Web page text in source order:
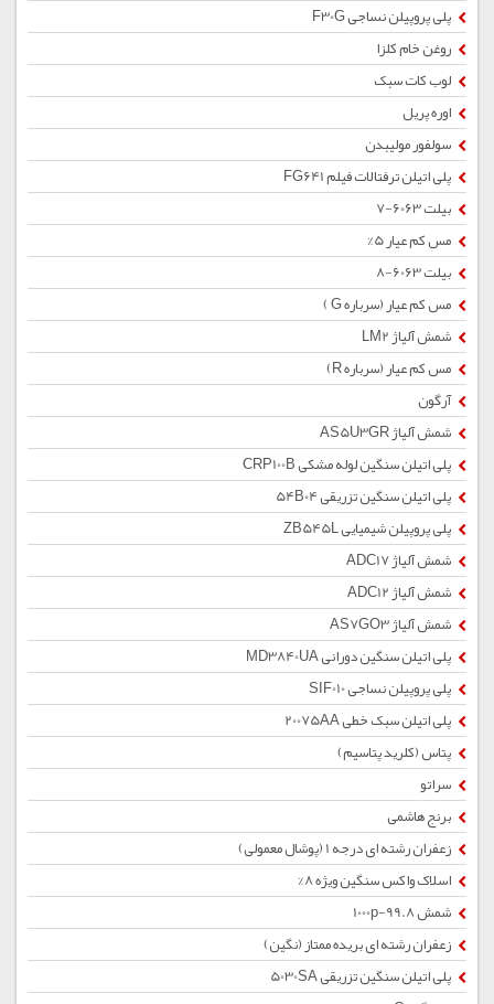
پلی پروپیلن نساجی F30G
روغن خام کلزا
لوب کات سبک
اوره پریل
سولفور مولیبدن
پلی اتیلن ترفتالات فیلم FG641
بیلت 6063-7
مس کم عیار 5%
بیلت 6063-8
مس کم عیار (سرباره G )
شمش آلیاژ LM2
مس کم عیار (سرباره R)
آرگون
شمش آلیاژ AS5U3GR
پلی اتیلن سنگین لوله مشکی CRP100B
پلی اتیلن سنگین تزریقی 54B04
پلی پروپیلن شیمیایی ZB545L
شمش آلیاژ ADC17
شمش آلیاژ ADC12
شمش آلیاژ AS7GO3
پلی اتیلن سنگین دورانی MD3840UA
پلی پروپیلن نساجی SIF010
پلی اتیلن سبک خطی 20075AA
پتاس (کلرید پتاسیم)
سراتو
برنج هاشمی
زعفران رشته ای درجه 1 (پوشال معمولی)
اسلاک واکس سنگین ویژه 8%
شمش 1000p-99.8
زعفران رشته ای بریده ممتاز (نگین)
پلی اتیلن سنگین تزریقی 5030SA